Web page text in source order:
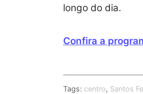
longo do dia.
Confira a
Tags: centro, Santos